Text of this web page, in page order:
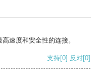
速度和安全性的连接。
支持[0] 反对[0]